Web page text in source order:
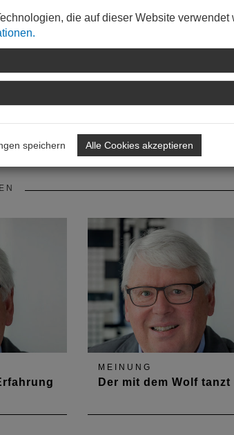
MEINUNG
Der mit dem Wolf tanzt
die auf dieser Website verwendet
speichern Alle Cookies akzeptieren